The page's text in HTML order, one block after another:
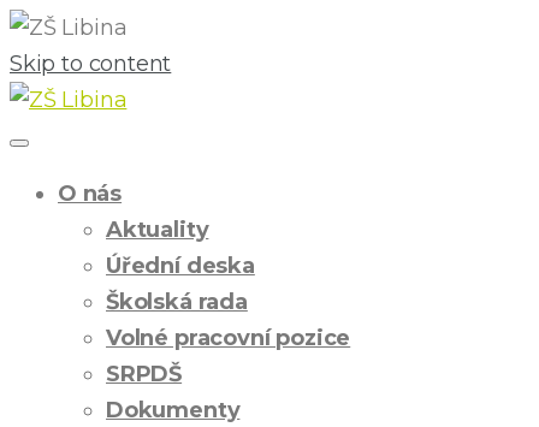
Skip to content
O nás
Aktuality
Úřední deska
Školská rada
Volné pracovní pozice
SRPDŠ
Dokumenty